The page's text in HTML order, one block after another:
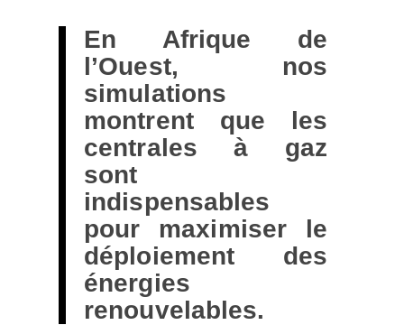
En Afrique de
l’Ouest, nos
simulations
montrent que les
centrales à gaz
sont
indispensables
pour maximiser le
déploiement des
énergies
renouvelables.